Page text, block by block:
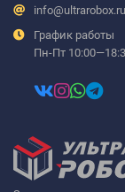
info@ultrarobox.ru
График работы
Пн-Пт